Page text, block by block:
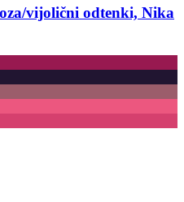
vijolični odtenki, Nika